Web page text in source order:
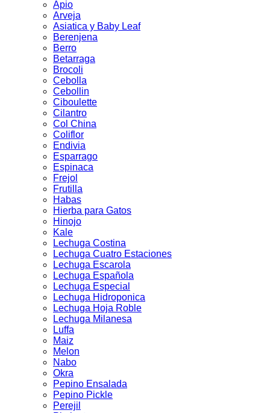
Apio
Arveja
Asiatica y Baby Leaf
Berenjena
Berro
Betarraga
Brocoli
Cebolla
Cebollin
Ciboulette
Cilantro
Col China
Coliflor
Endivia
Esparrago
Espinaca
Frejol
Frutilla
Habas
Hierba para Gatos
Hinojo
Kale
Lechuga Costina
Lechuga Cuatro Estaciones
Lechuga Escarola
Lechuga Española
Lechuga Especial
Lechuga Hidroponica
Lechuga Hoja Roble
Lechuga Milanesa
Luffa
Maiz
Melon
Nabo
Okra
Pepino Ensalada
Pepino Pickle
Perejil